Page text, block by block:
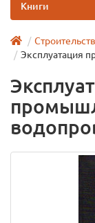
Книги
Эксплуатация